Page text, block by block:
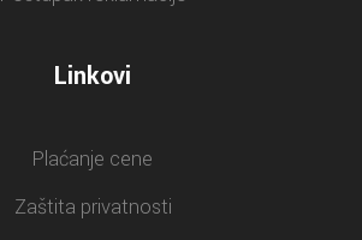
Linkovi
Plaćanje cene
Zaštita privatnosti